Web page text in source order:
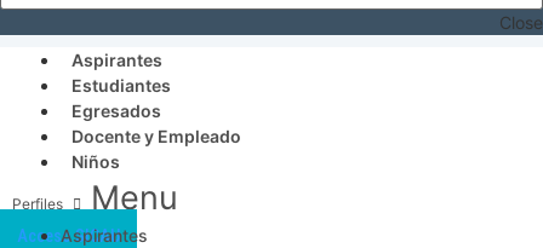
Close
Aspirantes
Estudiantes
Egresados
Docente y Empleado
Niños
Menu
Aspirantes
Acceso SICAU